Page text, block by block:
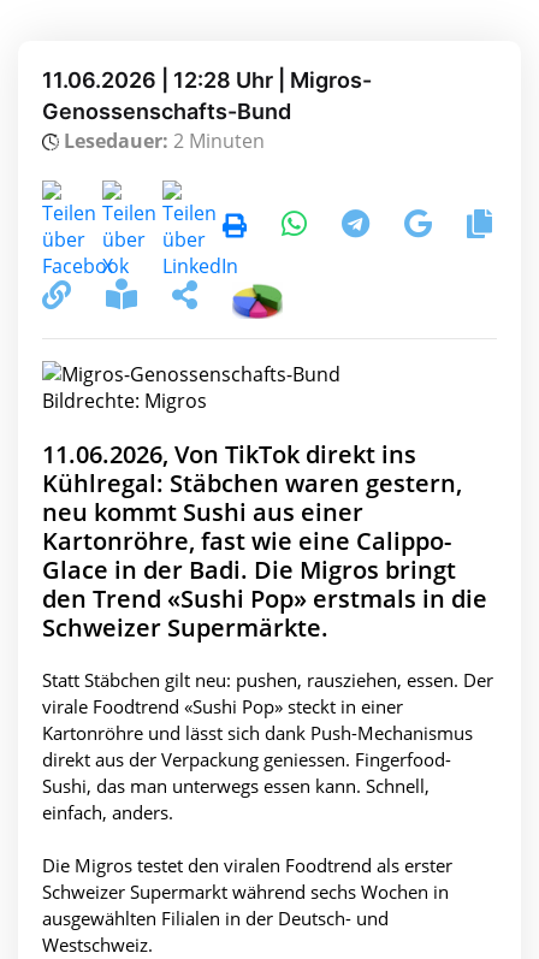
11.06.2026 | 12:28 Uhr | Migros-
Genossenschafts-Bund
Lesedauer: 2 Minuten
Bildrechte: Migros
11.06.2026, Von TikTok direkt ins
Kühlregal: Stäbchen waren gestern,
neu kommt Sushi aus einer
Kartonröhre, fast wie eine Calippo-
Glace in der Badi. Die Migros bringt
den Trend «Sushi Pop» erstmals in die
Schweizer Supermärkte.
Statt Stäbchen gilt neu: pushen, rausziehen, essen. Der
virale Foodtrend «Sushi Pop» steckt in einer
Kartonröhre und lässt sich dank Push-Mechanismus
direkt aus der Verpackung geniessen. Fingerfood-
Sushi, das man unterwegs essen kann. Schnell,
einfach, anders.
Die Migros testet den viralen Foodtrend als erster
Schweizer Supermarkt während sechs Wochen in
ausgewählten Filialen in der Deutsch- und
Westschweiz.